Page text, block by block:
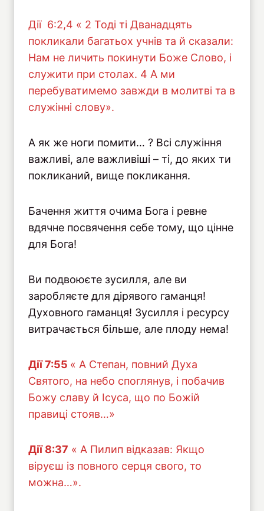
Дiї 6:2,4 « 2 Тоді ті Дванадцять
покликали багатьох учнів та й сказали:
Нам не личить покинути Боже Слово, і
служити при столах. 4 А ми
перебуватимемо завжди в молитві та в
служінні слову».
А як же ноги помити… ? Всі служіння
важливі, але важливіші – ті, до яких ти
покликаний, вище покликання.
Бачення життя очима Бога і ревне
вдячне посвячення себе тому, що цінне
для Бога!
Ви подвоюєте зусилля, але ви
заробляєте для дірявого гаманця!
Духовного гаманця! Зусилля і ресурсу
витрачається більше, але плоду нема!
Дiї 7:55 « А Степан, повний Духа
Святого, на небо споглянув, і побачив
Божу славу й Ісуса, що по Божій
правиці стояв…»
Дiї 8:37 « А Пилип відказав: Якщо
віруєш із повного серця свого, то
можна…».